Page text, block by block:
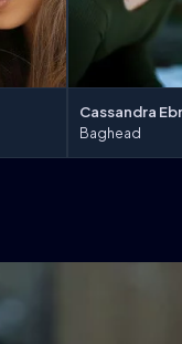
Cassandra
Baghead